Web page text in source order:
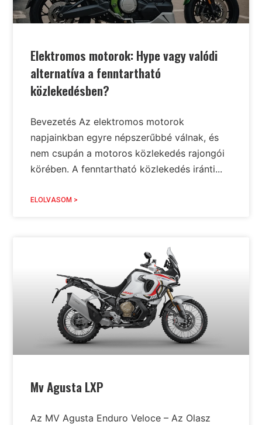
Elektromos motorok: Hype vagy valódi
alternatíva a fenntartható
közlekedésben?
Bevezetés Az elektromos motorok
napjainkban egyre népszerűbbé válnak, és
nem csupán a motoros közlekedés rajongói
körében. A fenntartható közlekedés iránti...
ELOLVASOM >
Mv Agusta LXP
Az MV Agusta Enduro Veloce – Az Olasz